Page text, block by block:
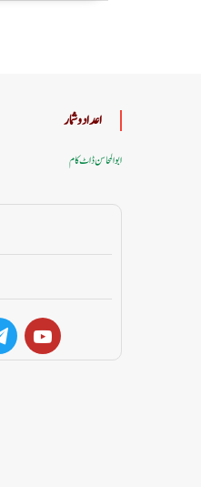
اعداد وشمار
ابوالمحاسن ڈاٹ کام